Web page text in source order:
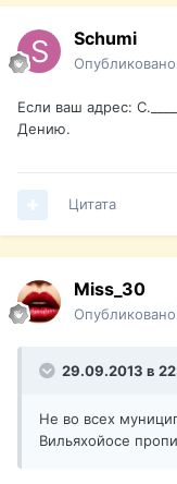
Schumi
Если ваш адрес:
Дению.
Цитата
Miss_30
29.09.2013 в
Не во всех
Вильяхойосе